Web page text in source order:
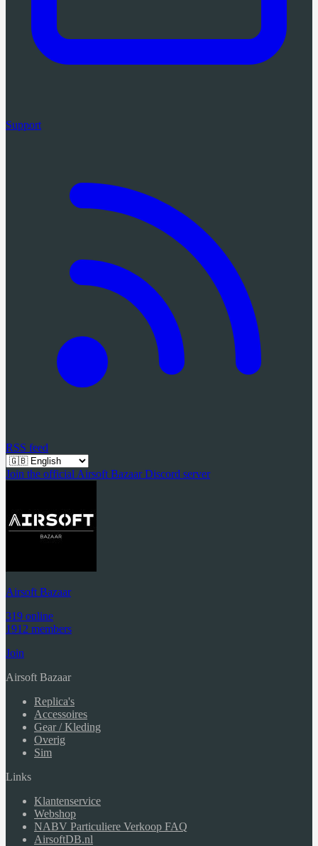
Support
RSS feed
Join the official Airsoft Bazaar Discord server
Airsoft Bazaar
319 online
1912 members
Join
Airsoft Bazaar
Replica's
Accessoires
Gear / Kleding
Overig
Sim
Links
Klantenservice
Webshop
NABV Particuliere Verkoop FAQ
AirsoftDB.nl